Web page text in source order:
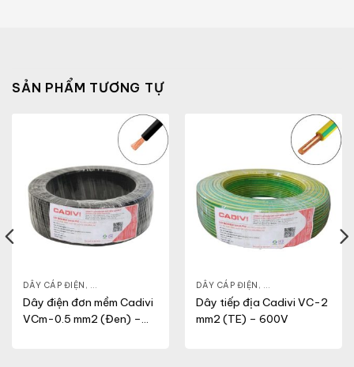
SẢN PHẨM TƯƠNG TỰ
DÂY CÁP ĐIỆN , DÂY ĐIỆN DÂN DỤNG VCM
Dây điện đơn mềm Cadivi
VCm-0.5 mm2 (Đen) –
DÂY CÁP ĐIỆN , DÂY ĐIỆN DÂN
Dây tiếp địa Cadivi VC-2
mm2 (TE) – 600V
VCM